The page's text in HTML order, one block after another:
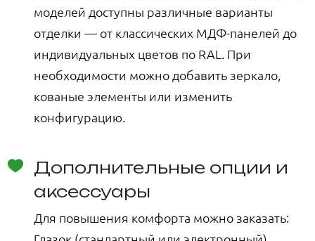
моделей доступны различные варианты
отделки — от классических МДФ-панелей до
индивидуальных цветов по RAL. При
необходимости можно добавить зеркало,
кованые элементы или изменить
конфигурацию.
Дополнительные опции и
аксессуары
Для повышения комфорта можно заказать: